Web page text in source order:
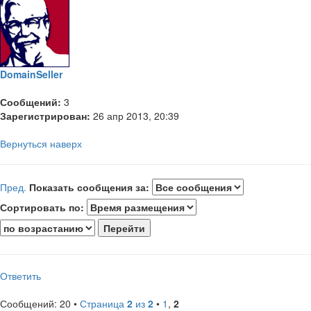
DomainSeller
Сообщений: 3
Зарегистрирован: 26 апр 2013, 20:39
Вернуться наверх
Пред. Показать сообщения за:
Сортировать по:
Ответить
Сообщений: 20 • Страница 2 из 2 • 1 , 2